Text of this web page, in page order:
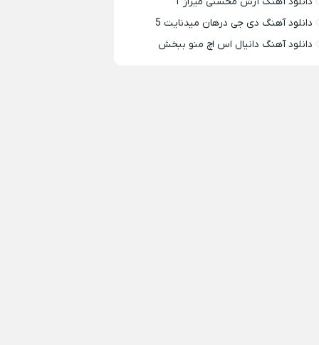
دانلود آهنگ دی جی درهان میدنایت 5
دانلود آهنگ دانیال اس اچ منو ببخش